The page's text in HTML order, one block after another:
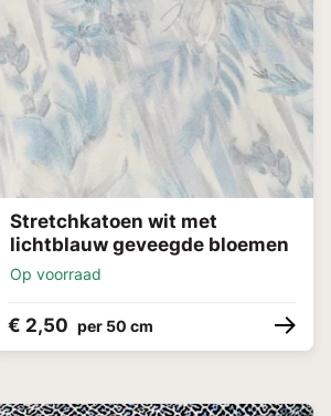
Stretchkatoen wit met
lichtblauw geveegde bloemen
Op voorraad
€ 2,50 per 50 cm